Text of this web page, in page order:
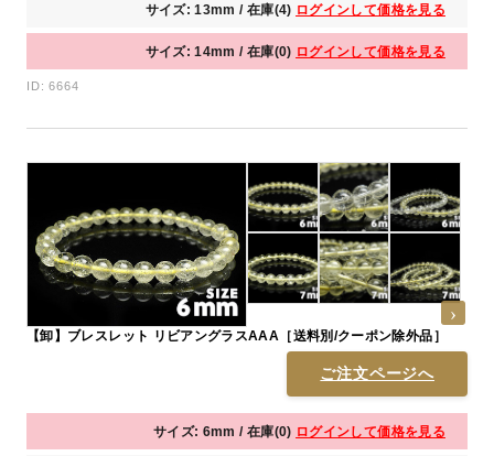
サイズ: 13mm / 在庫(4) ログインして価格を見る
サイズ: 14mm / 在庫(0) ログインして価格を見る
ID: 6664
【卸】ブレスレット リビアングラスAAA［送料別/クーポン除外品］
ご注文ページへ
サイズ: 6mm / 在庫(0) ログインして価格を見る